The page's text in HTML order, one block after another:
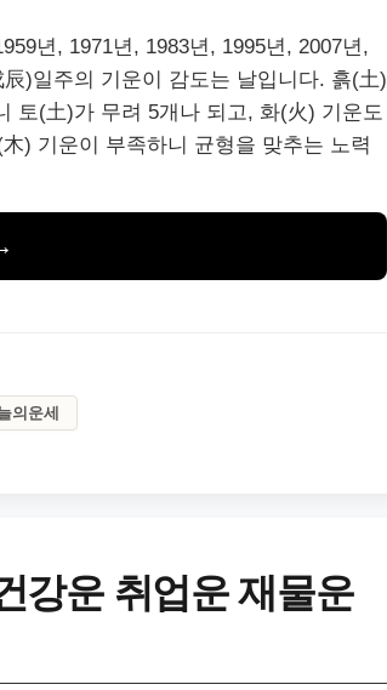
년, 1971년, 1983년, 1995년, 2007년,
)일주의 기운이 감도는 날입니다. 흙(土)
토(土)가 무려 5개나 되고, 화(火) 기운도
) 기운이 부족하니 균형을 맞추는 노력
의운세
강운 취업운 재물운